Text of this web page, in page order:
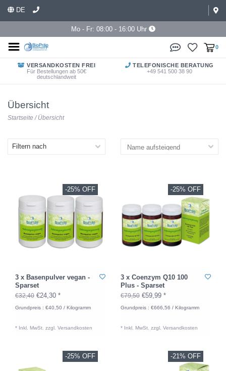
DE
Mo - Fr: 08:00 - 16:00 Uhr
0
VERSANDKOSTEN FREI
Für Bestellungen ab 50€
deutschlandweit
TELEFONISCHE BERATUNG
+49 541 500 38 90
Übersicht
Startseite/ Übersicht
Filtern nach
-25% OFF
3 x Basenpulver vegan -
Sparset
€32,40 €24,30 *
Grundpreis : €40,50 / Kilogramm
* Inkl. MwSt. zzgl. Versandkosten
-25% OFF
3 x Coenzym Q10 100
Plus - Sparset
€79,50 €59,99 *
Grundpreis : €666,56 / Kilogramm
* Inkl. MwSt. zzgl. Versandkosten
-25% OFF -21% OFF